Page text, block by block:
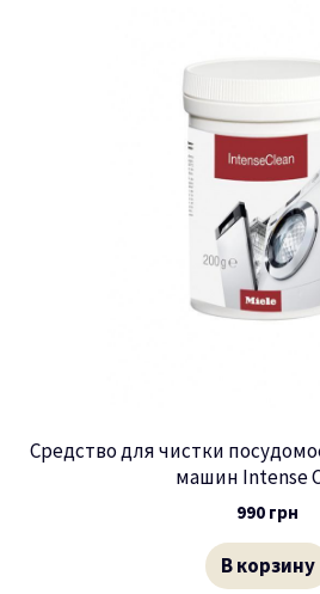
Средство для чистки
машин Intense
990 грн
В корзину